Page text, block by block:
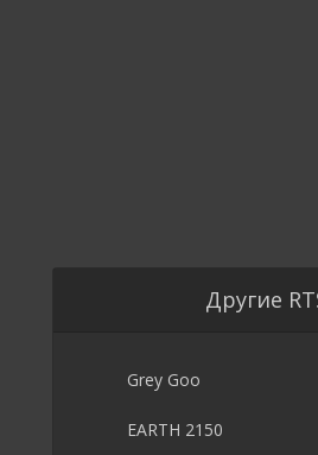
Другие
Grey Goo
EARTH 2150